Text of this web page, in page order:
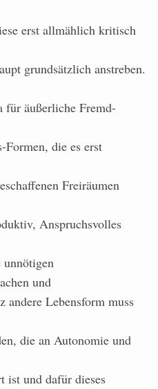
erst allmählich kritisch
grundsätzlich anstreben.
für äußerliche Fremd-
die es erst
Freiräumen
Anspruchsvolles
unnötigen
und
andere Lebensform muss
die an Autonomie und
ist und dafür dieses